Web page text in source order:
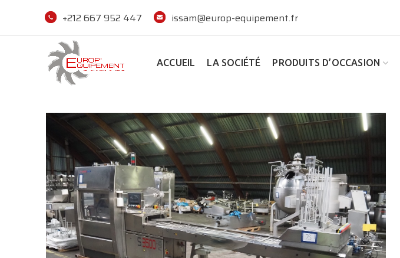
+212 667 952 447 issam@europ-equipement.fr
ACCUEIL LA SOCIÉTÉ PRODUITS D’OCCASION